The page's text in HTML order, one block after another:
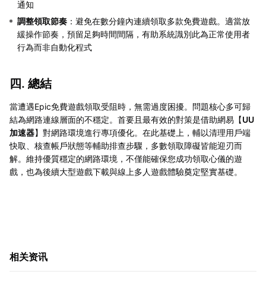
通知
調整領取節奏 ：避免在數分鐘內連續領取多款免費遊戲。適當放
緩操作節奏，預留足夠時間間隔，有助系統識別此為正常使用者
行為而非自動化程式
四. 總結
當遭遇Epic免費遊戲領取受阻時，無需過度困擾。問題核心多可歸
結為網路連線層面的不穩定。首要且最有效的對策是借助網易【UU
加速器】對網路環境進行專項優化。在此基礎上，輔以清理用戶端
快取、核查帳戶狀態等輔助排查步驟，多數領取障礙皆能迎刃而
解。維持優質穩定的網路環境，不僅能確保您成功領取心儀的遊
戲，也為後續大型遊戲下載與線上多人遊戲體驗奠定堅實基礎。
相关资讯